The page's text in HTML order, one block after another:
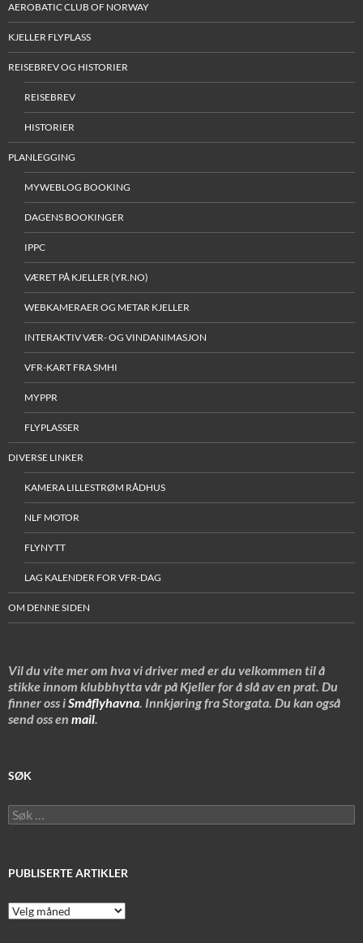
AEROBATIC CLUB OF NORWAY
KJELLER FLYPLASS
REISEBREV OG HISTORIER
REISEBREV
HISTORIER
PLANLEGGING
MYWEBLOG BOOKING
DAGENS BOOKINGER
IPPC
VÆRET PÅ KJELLER (YR.NO)
WEBKAMERAER OG METAR KJELLER
INTERAKTIV VÆR- OG VINDANIMASJON
VFR-KART FRA SMHI
MYPPR
FLYPLASSER
DIVERSE LINKER
KAMERA LILLESTRØM RÅDHUS
NLF MOTOR
FLYNYTT
LAG KALENDER FOR VFR-DAG
OM DENNE SIDEN
Vil du vite mer om hva vi driver med er du velkommen til å
stikke innom klubbhytta vår på Kjeller for å slå av en prat. Du
finner oss iSmåflyhavna. Innkjøring fra Storgata. Du kan også
send oss en mail.
SØK
Søk
etter:
PUBLISERTE ARTIKLER
Publiserte
artikler